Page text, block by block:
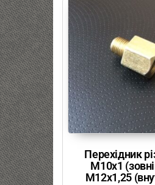
Перехідник
М10х1
М12х1,25